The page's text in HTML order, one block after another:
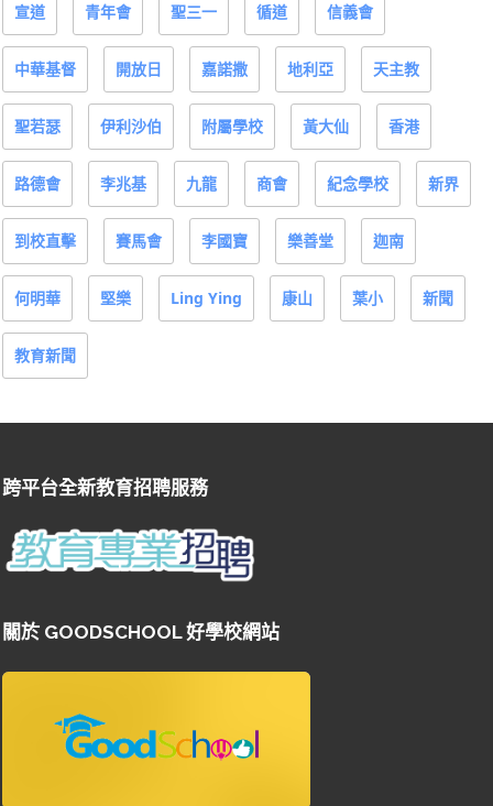
宣道 青年會 聖三一 循道 信義會
中華基督 開放日 嘉諾撒 地利亞 天主教
聖若瑟 伊利沙伯 附屬學校 黃大仙 香港
路德會 李兆基 九龍 商會 紀念學校 新界
到校直擊 賽馬會 李國寶 樂善堂 迦南
何明華 堅樂 Ling Ying 康山 葉小 新聞
教育新聞
跨平台全新教育招聘服務
關於 GOODSCHOOL 好學校網站